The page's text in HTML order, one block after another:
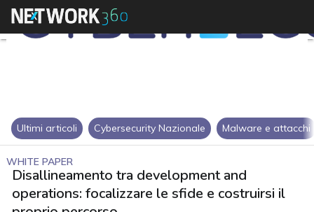
Ultimi articoli Cybersecurity Nazionale Malware e attacchi
WHITE PAPER
Disallineamento tra development and
operations: focalizzare le sfide e costruirsi il